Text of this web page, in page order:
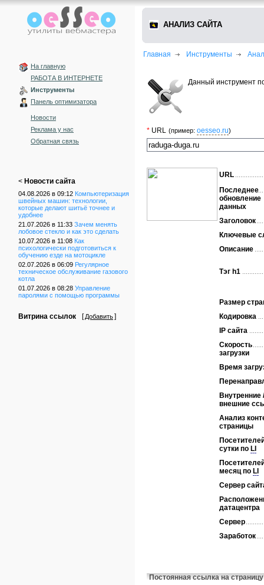
На главную
РАБОТА В ИНТЕРНЕТЕ
Инструменты
Панель оптимизатора
Новости
Реклама у нас
Обратная связь
< Новости сайта
04.08.2026 в 09:12 Компьютеризация
швейных машин: технологии,
которые делают шитьё точнее и
удобнее
21.07.2026 в 11:33 Зачем менять
лобовое стекло и как это сделать
10.07.2026 в 11:08 Как
психологически подготовиться к
обучению езде на мотоцикле
02.07.2026 в 06:09 Регулярное
техническое обслуживание газового
котла
01.07.2026 в 08:28 Управление
паролями с помощью программы
Витрина ссылок [ Добавить]
АНАЛИЗ САЙТА
Главная Инструменты
Данный инструмент
* URL (пример: oesseo.ru)
URL
Последнее
обновление
данных
Заголовок
Ключевые
Описание
Тэг h1
Размер
Кодировка
IP сайта
Скорость
загрузки
Время
Внутренние /
внешние
Анализ
страницы
сутки по LI
месяц по LI
Сервер
датацентра
Сервер
Заработок
Постоянная ссылка на страницу